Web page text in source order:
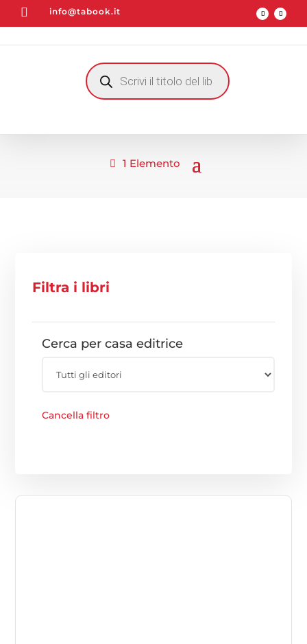
 info@tabook.it
RICERCA
PRODOTTI
1 Elemento
Filtra i libri
Cerca per casa editrice
Cancella filtro